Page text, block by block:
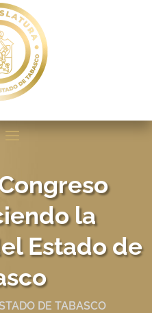
la
Estado de
DE TABASCO